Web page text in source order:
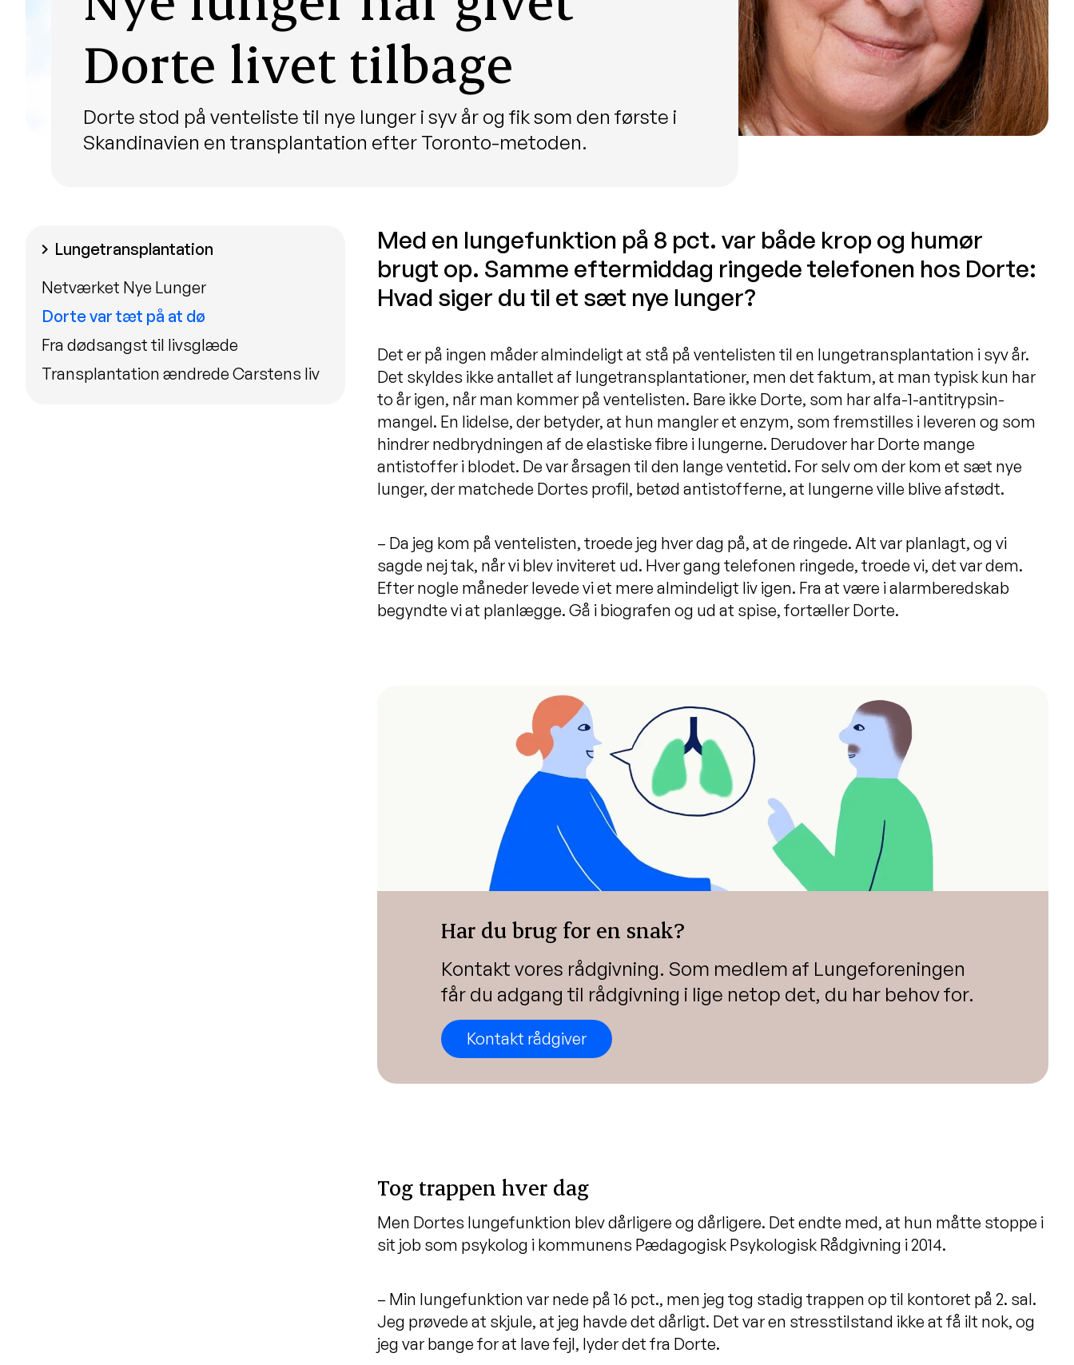
Dorte livet tilbage
Dorte stod på venteliste til nye lunger i syv år og fik som den første i
Skandinavien en transplantation efter Toronto-metoden.
chevron_right Lungetransplantation
Netværket Nye Lunger
Dorte var tæt på at dø
Fra dødsangst til livsglæde
Transplantation ændrede Carstens liv
Med en lungefunktion på 8 pct. var både krop og humør
brugt op. Samme eftermiddag ringede telefonen hos Dorte:
Hvad siger du til et sæt nye lunger?
Det er på ingen måder almindeligt at stå på ventelisten til en lungetransplantation i syv år.
Det skyldes ikke antallet af lungetransplantationer, men det faktum, at man typisk kun har
to år igen, når man kommer på ventelisten. Bare ikke Dorte, som har alfa-1-antitrypsin-
mangel. En lidelse, der betyder, at hun mangler et enzym, som fremstilles i leveren og som
hindrer nedbrydningen af de elastiske fibre i lungerne. Derudover har Dorte mange
antistoffer i blodet. De var årsagen til den lange ventetid. For selv om der kom et sæt nye
lunger, der matchede Dortes profil, betød antistofferne, at lungerne ville blive afstødt.
– Da jeg kom på ventelisten, troede jeg hver dag på, at de ringede. Alt var planlagt, og vi
sagde nej tak, når vi blev inviteret ud. Hver gang telefonen ringede, troede vi, det var dem.
Efter nogle måneder levede vi et mere almindeligt liv igen. Fra at være i alarmberedskab
begyndte vi at planlægge. Gå i biografen og ud at spise, fortæller Dorte.
Har du brug for en snak?
Kontakt vores rådgivning. Som medlem af Lungeforeningen
får du adgang til rådgivning i lige netop det, du har behov for.
Kontakt rådgiver
Tog trappen hver dag
Men Dortes lungefunktion blev dårligere og dårligere. Det endte med, at hun måtte stoppe i
sit job som psykolog i kommunens Pædagogisk Psykologisk Rådgivning i 2014.
– Min lungefunktion var nede på 16 pct., men jeg tog stadig trappen op til kontoret på 2. sal.
Jeg prøvede at skjule, at jeg havde det dårligt. Det var en stresstilstand ikke at få ilt nok, og
jeg var bange for at lave fejl, lyder det fra Dorte.